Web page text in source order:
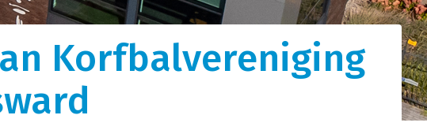
tot
en
Korfbalvereniging